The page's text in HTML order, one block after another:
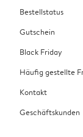
Bestellstatus
Gutschein
Black Friday
Häufig gestellte
Kontakt
Geschäftskunden